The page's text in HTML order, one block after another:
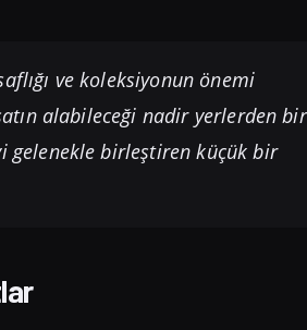
ve koleksiyonun önemi
alabileceği nadir yerlerden
gelenekle birleştiren küçük bir